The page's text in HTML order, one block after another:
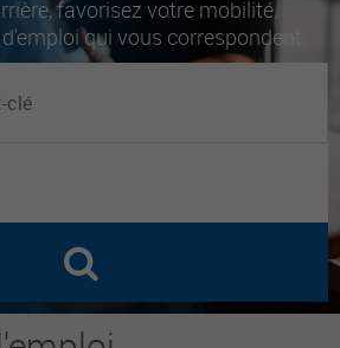
favorisez votre mobilité.
qui vous correspondent.